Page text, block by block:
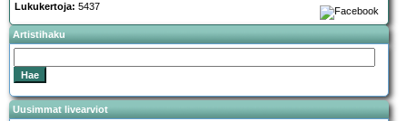
Lukukertoja: 5437
Artistihaku
Uusimmat livearviot